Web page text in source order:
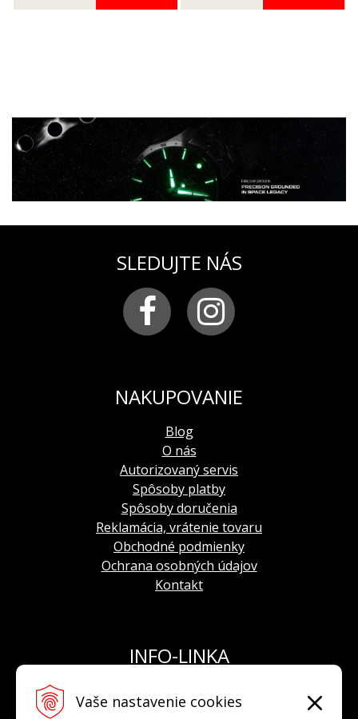
Vaše nastavenie cookies
SLEDUJTE NÁS
NAKUPOVANIE
Blog
O nás
Autorizovaný servis
Spôsoby platby
Spôsoby doručenia
Reklamácia, vrátenie tovaru
Obchodné podmienky
Ochrana osobných údajov
Kontakt
INFO-LINKA
E-mail:info@hodinkyvostok.sk